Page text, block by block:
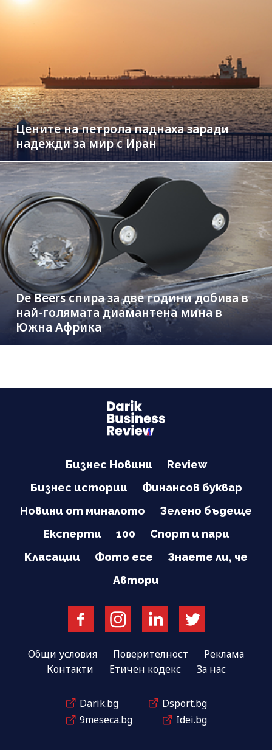
Цените на петрола паднаха заради
надежди за мир с Иран
De Beers спира за две години добива в
най-голямата диамантена мина в
Южна Африка
Бизнес Новини
Review
Бизнес истории
Финансов буквар
Новини от миналото
Зелено бъдеще
Експерти
100
Спорт и пари
Класации
Фото есе
Знаете ли, че
Автори
Общи условия Поверителност
Реклама
Контакти
Етичен кодекс За нас
Darik.bg
Dsport.bg
9meseca.bg
Idei.bg